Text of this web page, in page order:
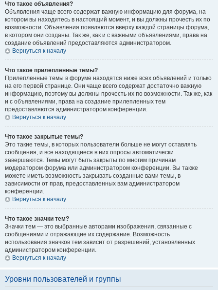
Что такое объявления?
Объявления чаще всего содержат важную информацию для форума, на
котором вы находитесь в настоящий момент, и вы должны прочесть их по
возможности. Объявления появляются вверху каждой страницы форума,
в котором они созданы. Так же, как и с важными объявлениями, права на
создание объявлений предоставляются администратором.
Вернуться к началу
Что такое прилепленные темы?
Прилепленные темы в форуме находятся ниже всех объявлений и только
на его первой странице. Они чаще всего содержат достаточно важную
информацию, поэтому вы должны прочесть их по возможности. Так же, как
и с объявлениями, права на создание прилепленных тем
предоставляются администратором конференции.
Вернуться к началу
Что такое закрытые темы?
Это такие темы, в которых пользователи больше не могут оставлять
сообщения, и все находящиеся в них опросы автоматически
завершаются. Темы могут быть закрыты по многим причинам
модератором форума или администратором конференции. Вы также
можете иметь возможность закрывать созданные вами темы, в
зависимости от прав, предоставленных вам администратором
конференции.
Вернуться к началу
Что такое значки тем?
Значки тем — это выбранные авторами изображения, связанные с
сообщениями и отражающие их содержание. Возможность
использования значков тем зависит от разрешений, установленных
администратором конференции.
Вернуться к началу
Уровни пользователей и группы